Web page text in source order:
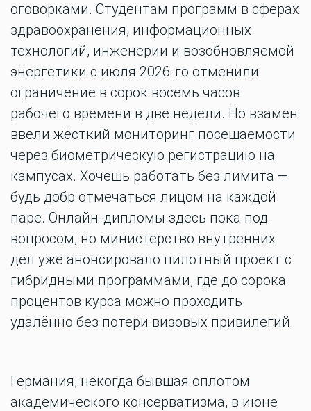
оговорками. Студентам программ в сферах
здравоохранения, информационных
технологий, инженерии и возобновляемой
энергетики с июля 2026-го отменили
ограничение в сорок восемь часов
рабочего времени в две недели. Но взамен
ввели жёсткий мониторинг посещаемости
через биометрическую регистрацию на
кампусах. Хочешь работать без лимита —
будь добр отмечаться лицом на каждой
паре. Онлайн-дипломы здесь пока под
вопросом, но министерство внутренних
дел уже анонсировало пилотный проект с
гибридными программами, где до сорока
процентов курса можно проходить
удалённо без потери визовых привилегий.
Германия, некогда бывшая оплотом
академического консерватизма, в июне